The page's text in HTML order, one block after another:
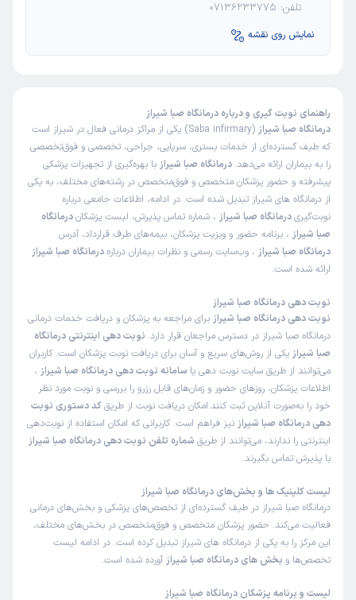
تجربه و سواد عالی است
دکتر فتانه افتخار علت مراجعه : بررسی علت سقط مکرر
پذیرش خوب
تعرفه مناسب
ژیلا
نوبت از دکترتو
1405/02/14
این پزشکرا پیشنهاد میکنم
زمان انتظار:15-45 دقیقه
زمان پذیرش طولانی بود در صورتیکه دکتر مریض نداشت
برخورد مناسب توضیحات کافی
تشخیص دقیق
تعرفه مناسب
منا
نوبت از دکترتو
1405/02/03
این خدمترا پیشنهاد نمیکنم
زمان انتظار: 45-90 دقیقه
رفتم ولی دکتر ندید و گفت وقت ندارم
نوبت دندانپزشکی علت مراجعه : عصب کشی
تلفن: 07136233775
نمایش روی نقشه
راهنمای نوبت گیری و درباره درمانگاه صبا شیراز
درمانگاه صبا شیراز
(Saba infirmary) یکی از مراکز درمانی فعال در شیراز است
که طیف گسترده‌ای از خدمات بستری، سرپایی، جراحی، تخصصی و فوق‌تخصصی
را به بیماران ارائه می‌دهد. درمانگاه صبا شیراز با بهره‌گیری از تجهیزات پزشکی
پیشرفته و حضور پزشکان متخصص و فوق‌متخصص در رشته‌های مختلف، به یکی
از درمانگاه های شیراز تبدیل شده است. در ادامه، اطلاعات جامعی درباره
نوبت‌گیریدرمانگاه صبا شیراز ، شماره تماس پذیرش، لیست پزشکاندرمانگاه
صبا شیراز ، برنامه حضور و ویزیت پزشکان، بیمه‌های طرف قرارداد، آدرس
درمانگاه صبا شیراز ، وب‌سایت رسمی و نظرات بیماران دربارهدرمانگاه صبا شیراز
ارائه شده است.
نوبت دهی درمانگاه صبا شیراز
نوبت دهی درمانگاه صبا شیراز برای مراجعه به پزشکان و دریافت خدمات درمانی
درمانگاه صبا شیراز در دسترس مراجعان قرار دارد. نوبت دهی اینترنتی درمانگاه
صبا شیراز یکی از روش‌های سریع و آسان برای دریافت نوبت پزشکان است. کاربران
می‌توانند از طریق سایت نوبت دهی یا سامانه نوبت دهی درمانگاه صبا شیراز ،
اطلاعات پزشکان، روزهای حضور و زمان‌های قابل رزرو را بررسی و نوبت مورد نظر
خود را به‌صورت آنلاین ثبت کنند.امکان دریافت نوبت از طریقکد دستوری نوبت
دهی درمانگاه صبا شیراز نیز فراهم است. کاربرانی که امکان استفاده از نوبت‌دهی
اینترنتی را ندارند، می‌توانند از طریق شماره تلفن نوبت دهی درمانگاه صبا شیراز
با پذیرش تماس بگیرند.
لیست کلینیک‌ ها و بخش‌های درمانگاه صبا شیراز
درمانگاه صبا شیراز در طیف گسترده‌ای از تخصص‌های پزشکی و بخش‌های درمانی
فعالیت می‌کند. حضور پزشکان متخصص و فوق‌متخصص در بخش‌های مختلف،
این مرکز را به یکی از درمانگاه های شیراز تبدیل کرده است. در ادامه لیست
تخصص‌ها و بخش‌ های درمانگاه صبا شیراز آورده شده است.
لیست و برنامه پزشکان درمانگاه صبا شیراز